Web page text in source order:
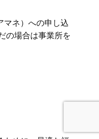
マネ）への申し込
の場合は事業所を